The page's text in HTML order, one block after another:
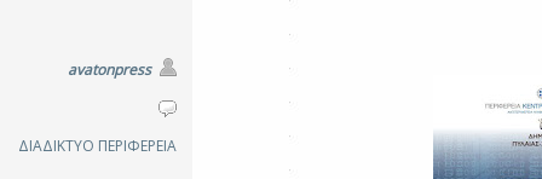
avatonpress
ΔΙΑΔΙΚΤΥΟ ΠΕΡΙΦΕΡΕΙΑ